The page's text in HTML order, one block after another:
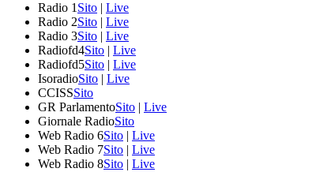
Radio 1 Sito | Live
Radio 2Sito | Live
Radio 3Sito | Live
Radiofd4Sito | Live
Radiofd5Sito | Live
IsoradioSito | Live
CCISSSito
GR ParlamentoSito | Live
Giornale RadioSito
Web Radio 6Sito | Live
Web Radio 7Sito | Live
Web Radio 8Sito | Live